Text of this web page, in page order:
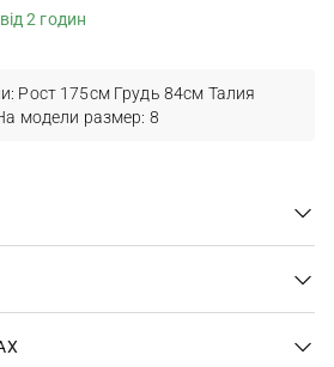
2 годин
Рост 175см Грудь 84см Талия
модели размер: 8